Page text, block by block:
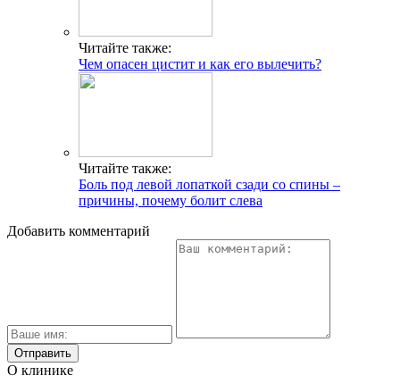
Читайте также:
Чем опасен цистит и как его вылечить?
Читайте также:
Боль под левой лопаткой сзади со спины –
причины, почему болит слева
Добавить комментарий
О клинике